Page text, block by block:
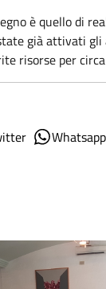
è quello di
già attivati gli
risorse per
Whatsapp